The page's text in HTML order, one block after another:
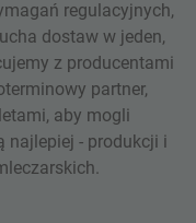
regulacyjnych,
dostaw w jeden,
z producentami
partner,
aby mogli
najlepiej - produkcji i